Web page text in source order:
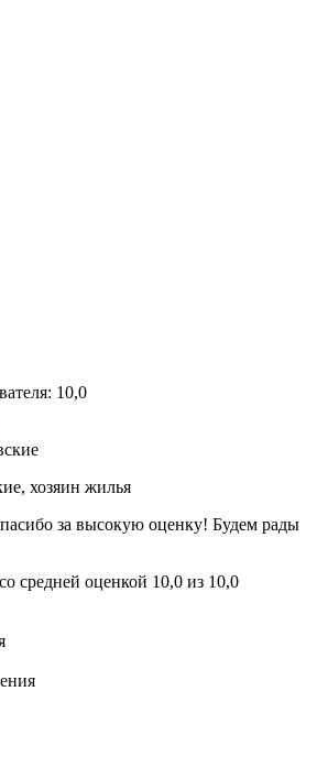
10,0
хозяин жилья
за высокую оценку! Будем рады
средней оценкой 10,0 из 10,0